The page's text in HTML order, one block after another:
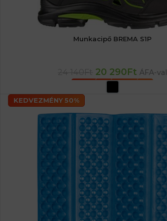
Munkacipő BREMA S1P
20 290Ft ÁFA-val
OPCIÓK VÁLASZTÁSA
KEDVEZMÉNY 50%